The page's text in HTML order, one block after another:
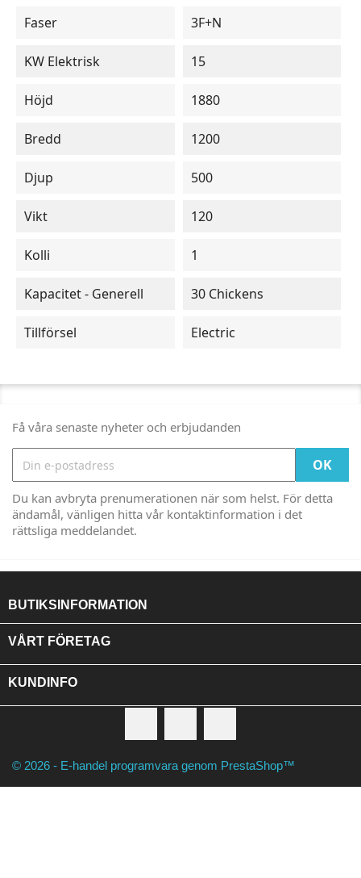
Faser 3F+N
KW Elektrisk 15
Höjd 1880
Bredd 1200
Djup 500
Vikt 120
Kolli 1
Kapacitet - Generell 30 Chickens
Tillförsel Electric
Få våra senaste nyheter och erbjudanden
Du kan avbryta prenumerationen när som helst. För detta
ändamål, vänligen hitta vår kontaktinformation i det
rättsliga meddelandet.
BUTIKSINFORMATION
VÅRT FÖRETAG
KUNDINFO
© 2026 - E-handel programvara genom PrestaShop™